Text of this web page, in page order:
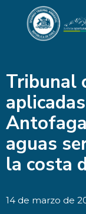
Tribunal
aguas
la costa
14 de marzo de